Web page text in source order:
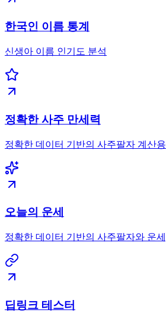
한국인 이름 통계
신생아 이름 인기도 분석
정확한 사주 만세력
정확한 데이터 기반의 사주팔자 계산
오늘의 운세
정확한 데이터 기반의 사주팔자와 운
딥링크 테스터